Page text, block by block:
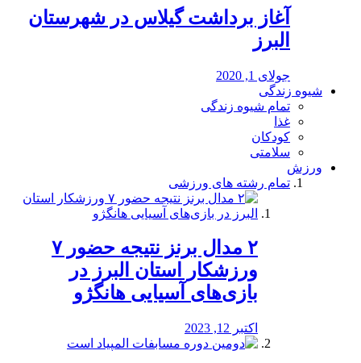
آغاز برداشت گیلاس در شهرستان
البرز
جولای 1, 2020
شیوه زندگی
تمام شیوه زندگی
غذا
کودکان
سلامتی
ورزش
تمام رشته های ورزشی
۲ مدال برنز نتیجه حضور ۷
ورزشکار استان البرز در
بازی‌های آسیایی هانگژو
اکتبر 12, 2023